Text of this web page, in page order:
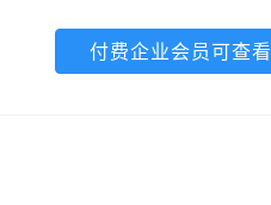
付费企业会员可查看